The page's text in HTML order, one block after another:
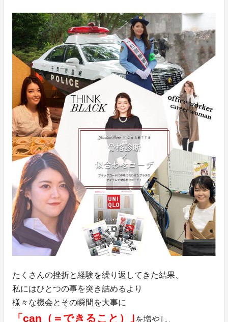
たくさんの挫折と経験を繰り返してきた結果、
私にはひとつの事を突き詰めるより
様々な機会とその瞬間を大事に
「can（＝できること）｣ を増やし、